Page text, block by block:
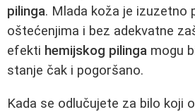
pilinga. Mlada koža je izuzetno
oštećenjima i bez adekvatne
efekti hemijskog pilinga mogu
stanje čak i pogoršano.
Kada se odlučujete za bilo koji